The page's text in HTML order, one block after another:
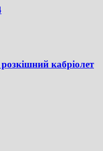
кабріолет